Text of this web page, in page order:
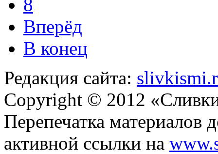
8
Вперёд
В конец
Редакция сайта:
Copyright © 2012
Перепечатка материалов
активной ссылки на